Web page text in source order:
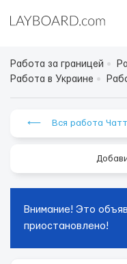
Работа за границей
Работа в Украине
⟵ Вся работа
Внимание! Это
приостановлено!